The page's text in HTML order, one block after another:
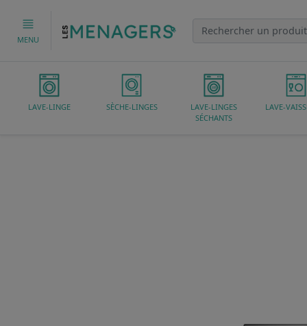
MENU
LAVE-LINGE SÈCHE-LINGES
LAVE-LINGES
SÉCHANTS
LAVE-